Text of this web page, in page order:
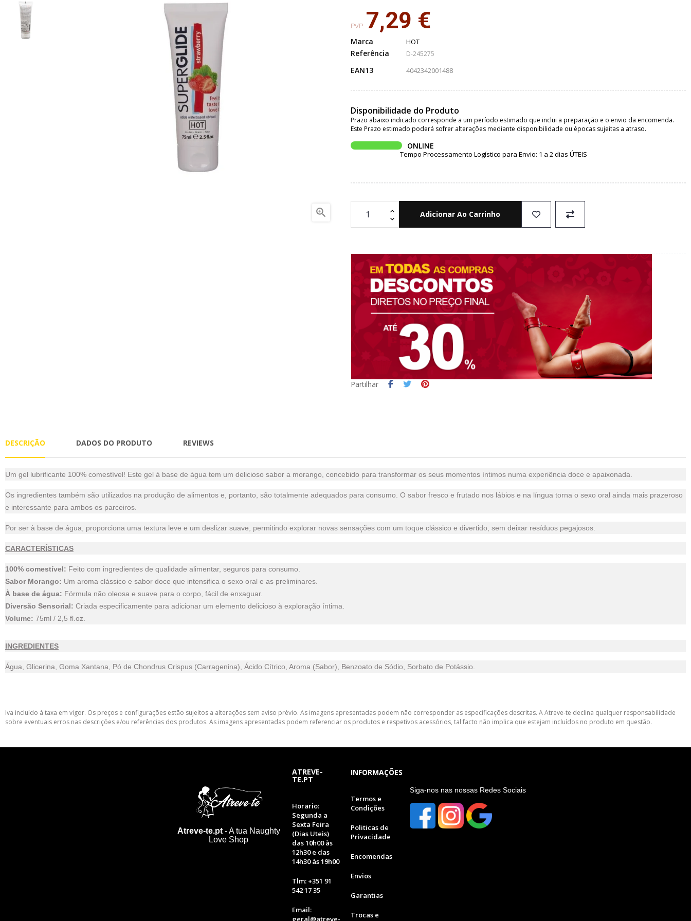

PVP: 7,29 €
Marca HOT
Referência D-245275
EAN13 4042342001488
Disponibilidade do Produto
Prazo abaixo indicado corresponde a um período estimado que inclui a preparação e o envio da encomenda.
Este Prazo estimado poderá sofrer alterações mediante disponibilidade ou épocas sujeitas a atraso.
ONLINE
Tempo Processamento Logístico para Envio: 1 a 2 dias ÚTEIS
Adicionar Ao Carrinho
Partilhar
DESCRIÇÃO DADOS DO PRODUTO REVIEWS
Um gel lubrificante 100% comestível! Este gel à base de água tem um delicioso sabor a morango, concebido para transformar os seus momentos íntimos numa experiência doce e apaixonada.
Os ingredientes também são utilizados na produção de alimentos e, portanto, são totalmente adequados para consumo. O sabor fresco e frutado nos lábios e na língua torna o sexo oral ainda mais prazeroso
e interessante para ambos os parceiros.
Por ser à base de água, proporciona uma textura leve e um deslizar suave, permitindo explorar novas sensações com um toque clássico e divertido, sem deixar resíduos pegajosos.
CARACTERÍSTICAS
100% comestível: Feito com ingredientes de qualidade alimentar, seguros para consumo.
Sabor Morango: Um aroma clássico e sabor doce que intensifica o sexo oral e as preliminares.
À base de água: Fórmula não oleosa e suave para o corpo, fácil de enxaguar.
Diversão Sensorial: Criada especificamente para adicionar um elemento delicioso à exploração íntima.
Volume: 75ml / 2,5 fl.oz.
INGREDIENTES
Água, Glicerina, Goma Xantana, Pó de Chondrus Crispus (Carragenina), Ácido Cítrico, Aroma (Sabor), Benzoato de Sódio, Sorbato de Potássio.
Iva incluído à taxa em vigor. Os preços e configurações estão sujeitos a alterações sem aviso prévio. As imagens apresentadas podem não corresponder as especificações descritas. A Atreve-te declina qualquer responsabilidade
sobre eventuais erros nas descrições e/ou referências dos produtos. As imagens apresentadas podem referenciar os produtos e respetivos acessórios, tal facto não implica que estejam incluídos no produto em questão.
Atreve-te.pt- A tua Naughty
Love Shop
ATREVE-
TE.PT
Horario:
Segunda a
Sexta Feira
(Dias Uteis)
das 10h00 às
12h30 e das
14h30 às 19h00
Tlm: +351 91
542 17 35
Email:
geral@atreve-
INFORMAÇÕES
Termos e
Condições
Politicas de
Privacidade
Encomendas
Envios
Garantias
Trocas e
Siga-nos nas nossas Redes Sociais